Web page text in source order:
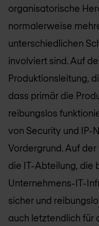
organisatorische
normalerweise
unterschiedlichen
involviert sind. Auf
Produktionsleitung,
dass primär die
reibungslos
von Security und IP-
Vordergrund. Auf
die IT-Abteilung, die
Unternehmens-IT-
sicher und
auch letztendlich für